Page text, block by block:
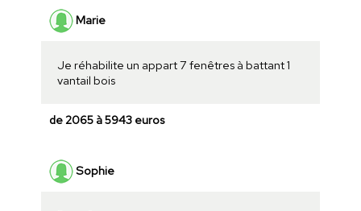
Marie
Je réhabilite un appart 7 fenêtres à battant 1
vantail bois
de 2065 à 5943 euros
Sophie